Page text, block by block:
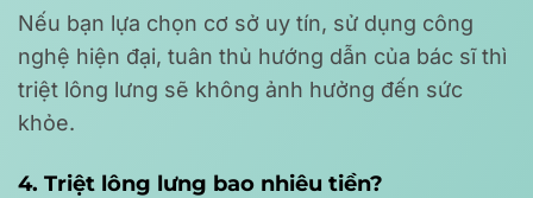
Nếu bạn lựa chọn cơ sở uy tín, sử dụng công
nghệ hiện đại, tuân thủ hướng dẫn của bác sĩ thì
triệt lông lưng sẽ không ảnh hưởng đến sức
khỏe.
4. Triệt lông lưng bao nhiêu tiền?